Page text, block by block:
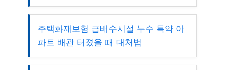
주택화재보험 급배수시설 누수 특약 아
파트 배관 터졌을 때 대처법